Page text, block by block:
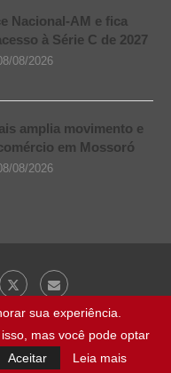
Nacional-AM e fica
à Série C de 2027
08/2026
amplia movimento e
em Mossoró
08/2026
| NaBocaDaNoite.com.br
sua experiência.
mas você pode optar
Aceitar Leia mais